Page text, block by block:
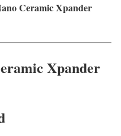
Ceramic Xpander
Xpander